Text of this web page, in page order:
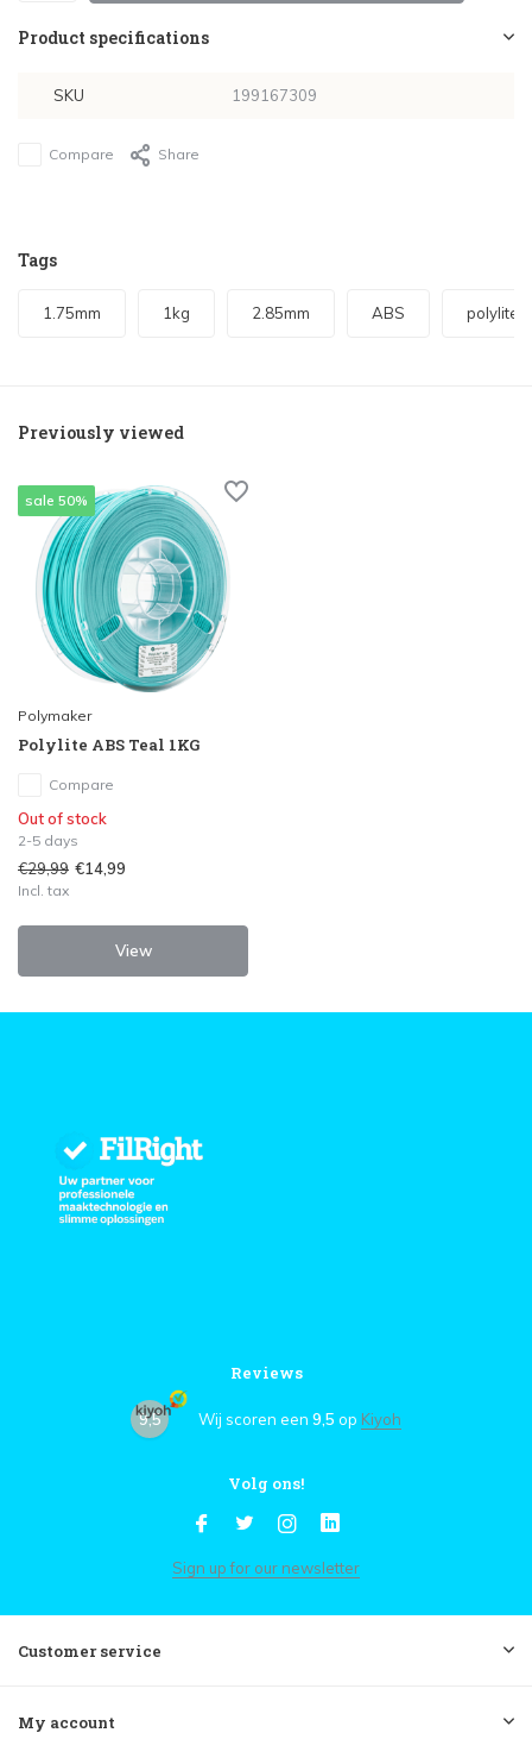
Product specifications
SKU 199167309
Compare Share
Tags
1.75mm 1kg 2.85mm ABS polylite
Previously viewed
sale 50%
Polymaker
Polylite ABS Teal 1KG
Compare
Out of stock
2-5 days
€29,99 €14,99
Incl. tax
View
Reviews
9,5 Wij scoren een 9,5 op Kiyoh
Volg ons!
Sign up for our newsletter
Customer service
My account